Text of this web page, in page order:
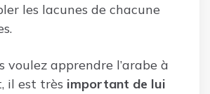
les lacunes de chacune
voulez apprendre l’arabe à
il est très important de lui